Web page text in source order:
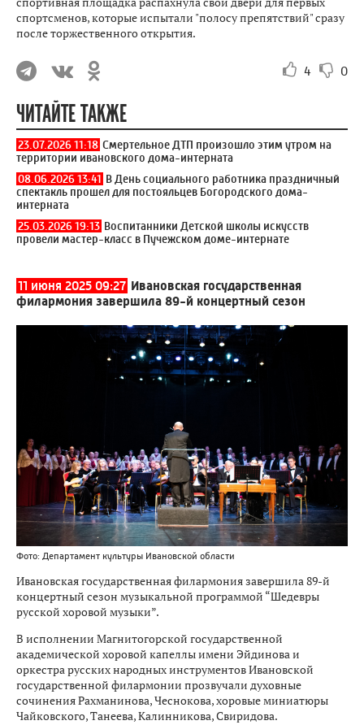
спортсменов, которые испытали "полосу препятствий" сразу
после торжественного открытия.
4 0
ЧИТАЙТЕ ТАКЖЕ
23.07.2026 11:18 Смертельное ДТП произошло этим утром на
территории ивановского дома-интерната
08.06.2026 13:41 В День социального работника праздничный
спектакль прошел для постояльцев Богородского дома-
интерната
25.03.2026 19:13 Воспитанники Детской школы искусств
провели мастер-класс в Пучежском доме-интернате
11 июня 2025 09:27 Ивановская государственная
филармония завершила 89-й концертный сезон
Фото: Департамент культуры Ивановской области
Ивановская государственная филармония завершила 89-й
концертный сезон музыкальной программой “Шедевры
русской хоровой музыки”.
В исполнении Магнитогорской государственной
академической хоровой капеллы имени Эйдинова и
оркестра русских народных инструментов Ивановской
государственной филармонии прозвучали духовные
сочинения Рахманинова, Чеснокова, хоровые миниатюры
Чайковского, Танеева, Калинникова, Свиридова.